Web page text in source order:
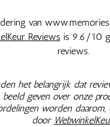
van
Reviewsis 9.6/10
reviews.
het belangrijk dat
beeld geven over onze
worden daarom,
door